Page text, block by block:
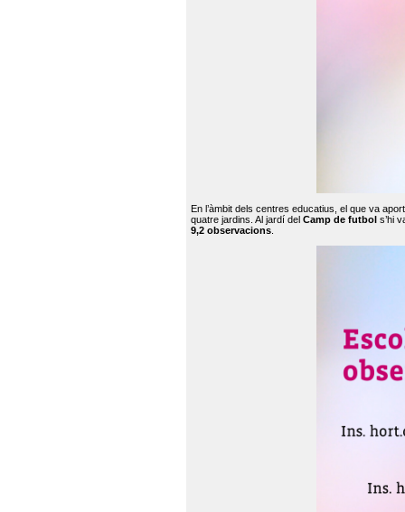
En l’àmbit dels centres educatius, el que va
quatre jardins. Al jardí del Camp de futbol s’hi
9,2 observacions